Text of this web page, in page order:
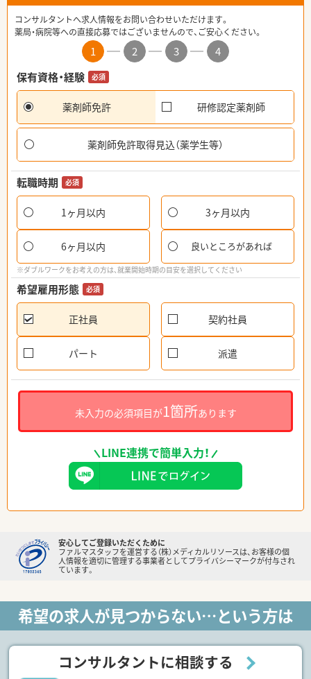
コンサルタントへ求人情報をお問い合わせいただけます。
薬局・病院等への直接応募ではございませんので、ご安心ください。
1 2 3
4
保有資格・経験
必須
薬剤師免許 研修認定薬剤師
薬剤師免許取得見込（薬学生等）
転職時期 必須
1ヶ月以内 3ヶ月以内
6ヶ月以内 良いところがあれば
※ダブルワークをお考えの方は、就業開始時期の目安を選択してください
希望雇用形態 必須
正社員 契約社員
パート 派遣
未入力の必須項目が1箇所あります
LINE連携で簡単入力！
安心してご登録いただくために
ファルマスタッフを運営する（株）メディカルリソースは、お客様の個
人情報を適切に管理する事業者としてプライバシーマークが付与され
ています。
希望の求人が見つからない…という方は
コンサルタントに相談する